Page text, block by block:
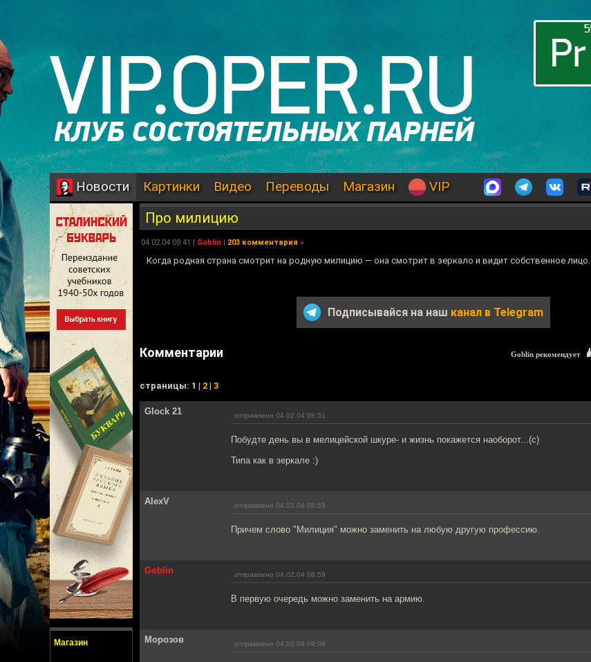
Новости Картинки Видео Переводы Магазин VIP
Магазин
Про милицию
04.02.04 08:41 | Goblin | 203 комментария »
Когда родная страна смотрит на родную милицию — она смотрит в зеркало и видит собственное лицо.
Подписывайся на наш канал в Telegram
Комментарии Goblin рекомендует
cтраницы: 1 | 2 | 3
Glock 21 отправлено 04.02.04 08:51
Побудте день вы в мелицейской шкуре- и жизнь покажется наоборот...(с)
Типа как в зеркале :)
AlexV отправлено 04.02.04 08:59
Причем слово "Милиция" можно заменить на любую другую профессию.
Goblin отправлено 04.02.04 08:59
В первую очередь можно заменить на армию.
Морозов отправлено 04.02.04 09:06